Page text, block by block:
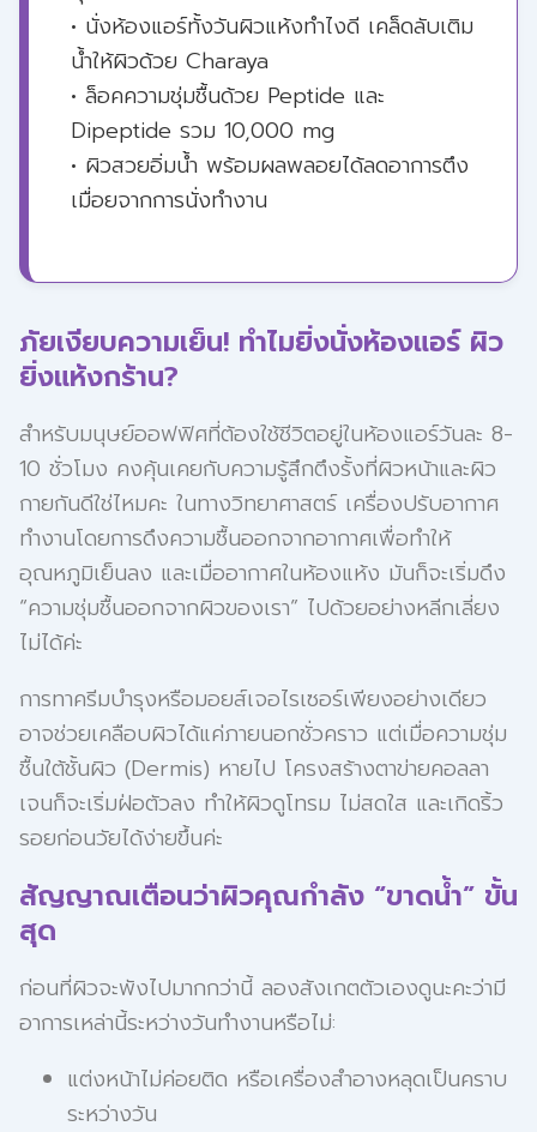
• นั่งห้องแอร์ทั้งวันผิวแห้งทำไงดี เคล็ดลับเติม
น้ำให้ผิวด้วย Charaya
• ล็อคความชุ่มชื้นด้วย Peptide และ
Dipeptide รวม 10,000 mg
• ผิวสวยอิ่มน้ำ พร้อมผลพลอยได้ลดอาการตึง
เมื่อยจากการนั่งทำงาน
ภัยเงียบความเย็น! ทำไมยิ่งนั่งห้องแอร์ ผิว
ยิ่งแห้งกร้าน?
สำหรับมนุษย์ออฟฟิศที่ต้องใช้ชีวิตอยู่ในห้องแอร์วันละ 8-
10 ชั่วโมง คงคุ้นเคยกับความรู้สึกตึงรั้งที่ผิวหน้าและผิว
กายกันดีใช่ไหมคะ ในทางวิทยาศาสตร์ เครื่องปรับอากาศ
ทำงานโดยการดึงความชื้นออกจากอากาศเพื่อทำให้
อุณหภูมิเย็นลง และเมื่ออากาศในห้องแห้ง มันก็จะเริ่มดึง
“ความชุ่มชื้นออกจากผิวของเรา” ไปด้วยอย่างหลีกเลี่ยง
ไม่ได้ค่ะ
การทาครีมบำรุงหรือมอยส์เจอไรเซอร์เพียงอย่างเดียว
อาจช่วยเคลือบผิวได้แค่ภายนอกชั่วคราว แต่เมื่อความชุ่ม
ชื้นใต้ชั้นผิว (Dermis) หายไป โครงสร้างตาข่ายคอลลา
เจนก็จะเริ่มฝ่อตัวลง ทำให้ผิวดูโทรม ไม่สดใส และเกิดริ้ว
รอยก่อนวัยได้ง่ายขึ้นค่ะ
สัญญาณเตือนว่าผิวคุณกำลัง “ขาดน้ำ” ขั้น
สุด
ก่อนที่ผิวจะพังไปมากกว่านี้ ลองสังเกตตัวเองดูนะคะว่ามี
อาการเหล่านี้ระหว่างวันทำงานหรือไม่:
แต่งหน้าไม่ค่อยติด หรือเครื่องสำอางหลุดเป็นคราบ
ระหว่างวัน